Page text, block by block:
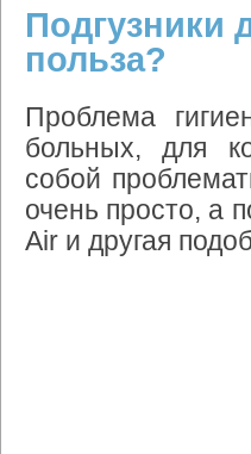
Подгузники
польза?
Проблема
больных, для
собой
очень просто, а
Air и другая